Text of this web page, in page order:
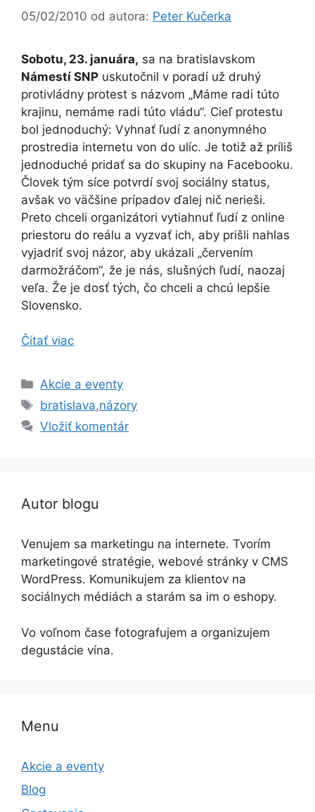
05/02/2010 od autora: Peter Kučerka
Sobotu, 23. januára, sa na bratislavskom
Námestí SNP uskutočnil v poradí už druhý
protivládny protest s názvom „Máme radi túto
krajinu, nemáme radi túto vládu“. Cieľ protestu
bol jednoduchý: Vyhnať ľudí z anonymného
prostredia internetu von do ulíc. Je totiž až príliš
jednoduché pridať sa do skupiny na Facebooku.
Človek tým síce potvrdí svoj sociálny status,
avšak vo väčšine prípadov ďalej nič nerieši.
Preto chceli organizátori vytiahnuť ľudí z online
priestoru do reálu a vyzvať ich, aby prišli nahlas
vyjadriť svoj názor, aby ukázali „červením
darmožráčom“, že je nás, slušných ľudí, naozaj
veľa. Že je dosť tých, čo chceli a chcú lepšie
Slovensko.
Čítať viac
Kategórie
Akcie a eventy
Značky
bratislava,názory
Vložiť komentár
Autor blogu
Venujem sa marketingu na internete. Tvorím
marketingové stratégie, webové stránky v CMS
WordPress. Komunikujem za klientov na
sociálnych médiách a starám sa im o eshopy.
Vo voľnom čase fotografujem a organizujem
degustácie vína.
Menu
Akcie a eventy
Blog